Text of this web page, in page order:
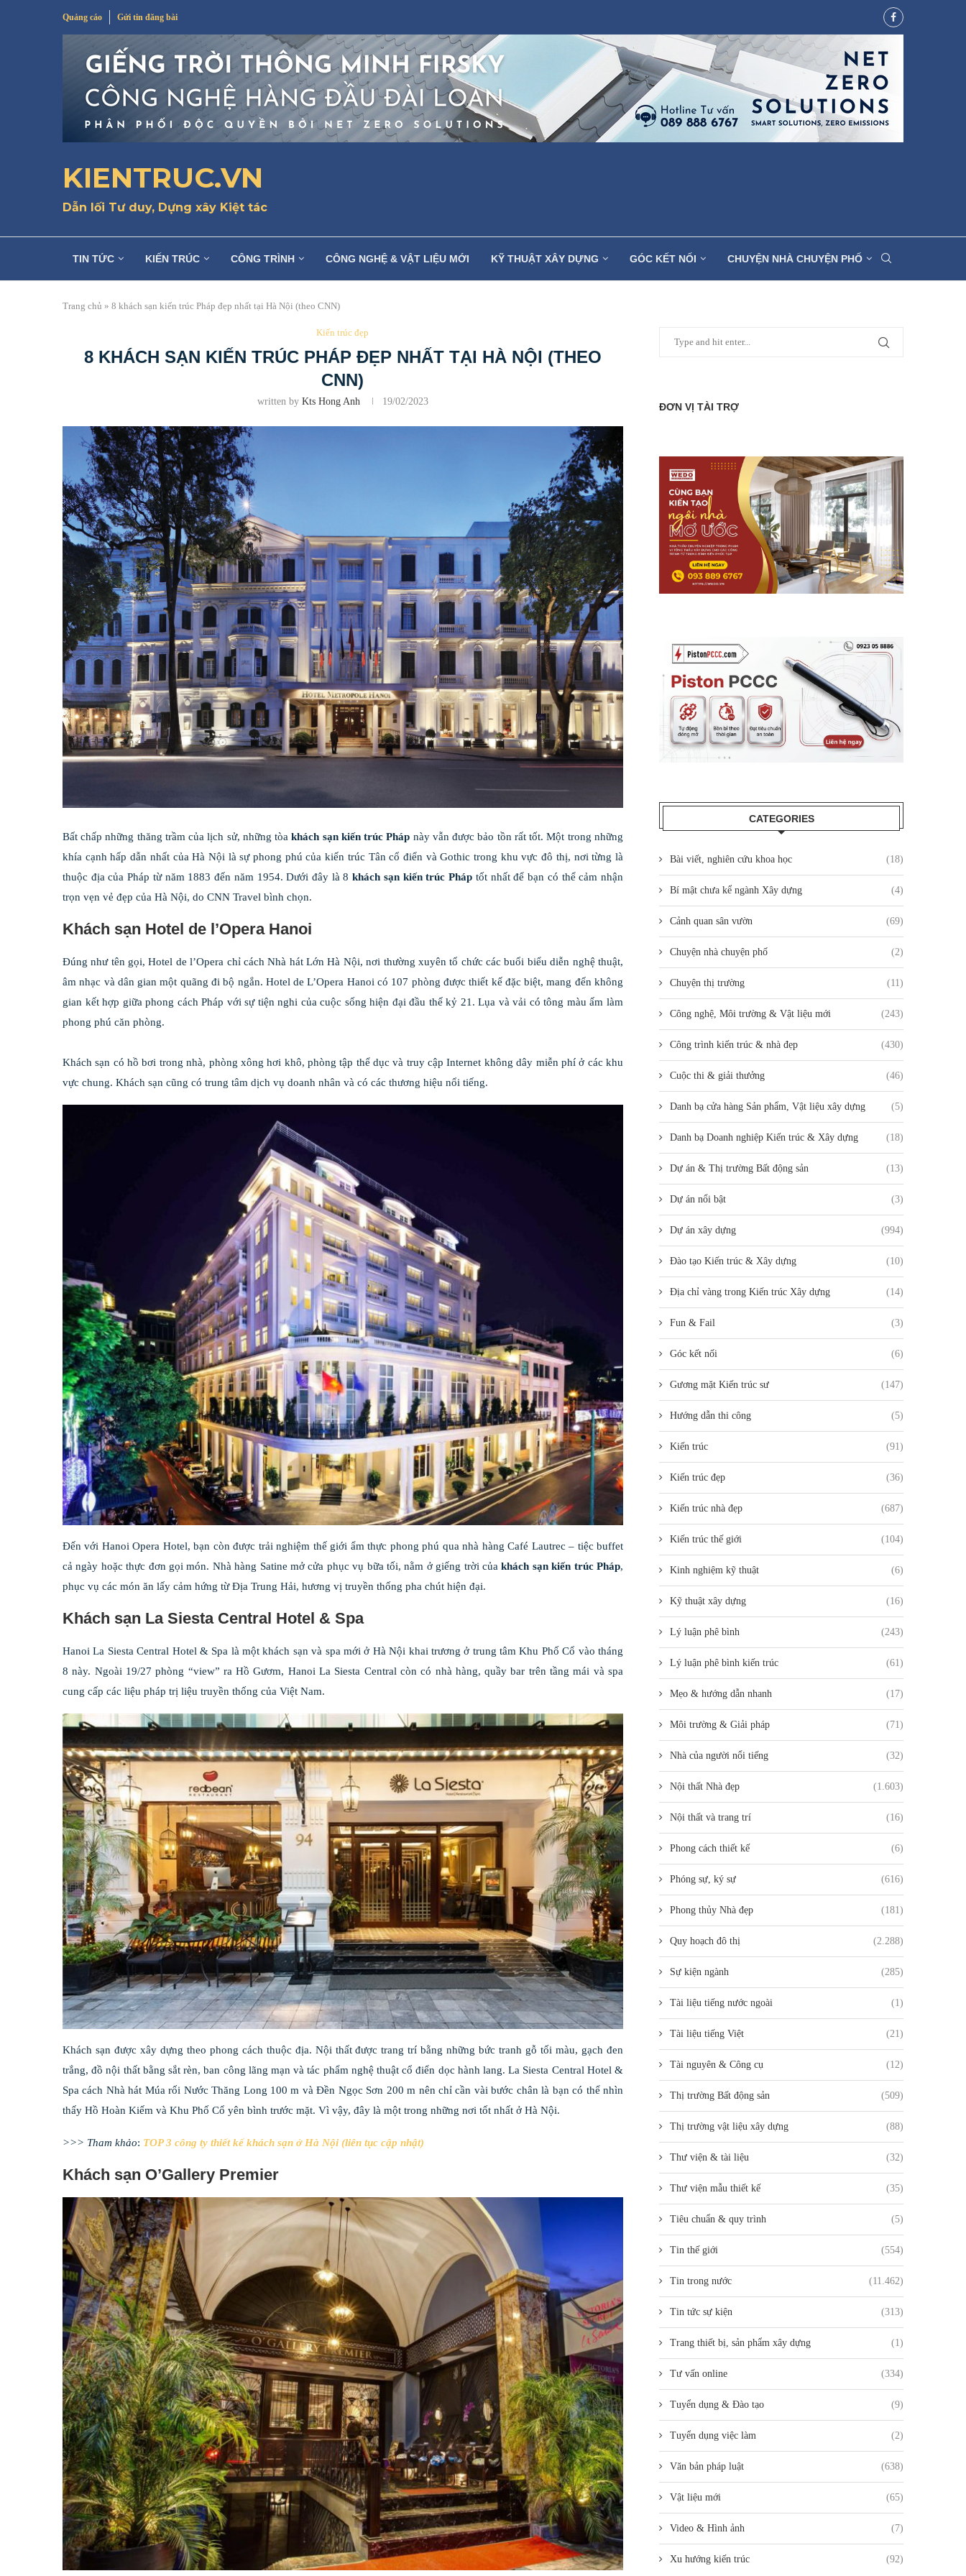
Quảng cáo Gửi tin đăng bài
KIENTRUC.VN
Dẫn lối Tư duy, Dựng xây Kiệt tác
TIN TỨC KIẾN TRÚC CÔNG TRÌNH CÔNG NGHỆ & VẬT LIỆU MỚI KỸ THUẬT XÂY DỰNG GÓC KẾT NỐI CHUYỆN NHÀ CHUYỆN PHỐ
Trang chủ » 8 khách sạn kiến trúc Pháp đẹp nhất tại Hà Nội (theo CNN)
Kiến trúc đẹp
8 KHÁCH SẠN KIẾN TRÚC PHÁP ĐẸP NHẤT TẠI HÀ NỘI (THEO
CNN)
written by Kts Hong Anh 19/02/2023
Bất chấp những thăng trầm của lịch sử, những tòa khách sạn kiến trúc Pháp này vẫn được bảo tồn rất tốt. Một trong những
khía cạnh hấp dẫn nhất của Hà Nội là sự phong phú của kiến trúc Tân cổ điển và Gothic trong khu vực đô thị, nơi từng là
thuộc địa của Pháp từ năm 1883 đến năm 1954. Dưới đây là 8khách sạn kiến trúc Pháp tốt nhất để bạn có thể cảm nhận
trọn vẹn vẻ đẹp của Hà Nội, do CNN Travel bình chọn.
Khách sạn Hotel de l’Opera Hanoi
Đúng như tên gọi, Hotel de l’Opera chỉ cách Nhà hát Lớn Hà Nội, nơi thường xuyên tổ chức các buổi biểu diễn nghệ thuật,
âm nhạc và dân gian một quãng đi bộ ngắn. Hotel de L’Opera Hanoi có 107 phòng được thiết kế đặc biệt, mang đến không
gian kết hợp giữa phong cách Pháp với sự tiện nghi của cuộc sống hiện đại đầu thế kỷ 21. Lụa và vải có tông màu ấm làm
phong phú căn phòng.
Khách sạn có hồ bơi trong nhà, phòng xông hơi khô, phòng tập thể dục và truy cập Internet không dây miễn phí ở các khu
vực chung. Khách sạn cũng có trung tâm dịch vụ doanh nhân và có các thương hiệu nổi tiếng.
Đến với Hanoi Opera Hotel, bạn còn được trải nghiệm thế giới ẩm thực phong phú qua nhà hàng Café Lautrec – tiệc buffet
cả ngày hoặc thực đơn gọi món. Nhà hàng Satine mở cửa phục vụ bữa tối, nằm ở giếng trời củakhách sạn kiến trúc Pháp,
phục vụ các món ăn lấy cảm hứng từ Địa Trung Hải, hương vị truyền thống pha chút hiện đại.
Khách sạn La Siesta Central Hotel & Spa
Hanoi La Siesta Central Hotel & Spa là một khách sạn và spa mới ở Hà Nội khai trương ở trung tâm Khu Phố Cổ vào tháng
8 này. Ngoài 19/27 phòng “view” ra Hồ Gươm, Hanoi La Siesta Central còn có nhà hàng, quầy bar trên tầng mái và spa
cung cấp các liệu pháp trị liệu truyền thống của Việt Nam.
Khách sạn được xây dựng theo phong cách thuộc địa. Nội thất được trang trí bằng những bức tranh gỗ tối màu, gạch đen
trắng, đồ nội thất bằng sắt rèn, ban công lãng mạn và tác phẩm nghệ thuật cổ điển dọc hành lang. La Siesta Central Hotel &
Spa cách Nhà hát Múa rối Nước Thăng Long 100 m và Đền Ngọc Sơn 200 m nên chỉ cần vài bước chân là bạn có thể nhìn
thấy Hồ Hoàn Kiếm và Khu Phố Cổ yên bình trước mặt. Vì vậy, đây là một trong những nơi tốt nhất ở Hà Nội.
>>> Tham khảo: TOP 3 công ty thiết kế khách sạn ở Hà Nội (liên tục cập nhật)
Khách sạn O’Gallery Premier
ĐƠN VỊ TÀI TRỢ
CATEGORIES
Bài viết, nghiên cứu khoa học (18)
Bí mật chưa kể ngành Xây dựng (4)
Cảnh quan sân vườn (69)
Chuyện nhà chuyện phố (2)
Chuyện thị trường (11)
Công nghệ, Môi trường & Vật liệu mới (243)
Công trình kiến trúc & nhà đẹp (430)
Cuộc thi & giải thưởng (46)
Danh bạ cửa hàng Sản phẩm, Vật liệu xây dựng (5)
Danh bạ Doanh nghiệp Kiến trúc & Xây dựng (18)
Dự án & Thị trường Bất động sản (13)
Dự án nổi bật (3)
Dự án xây dựng (994)
Đào tạo Kiến trúc & Xây dựng (10)
Địa chỉ vàng trong Kiến trúc Xây dựng (14)
Fun & Fail (3)
Góc kết nối (6)
Gương mặt Kiến trúc sư (147)
Hướng dẫn thi công (5)
Kiến trúc (91)
Kiến trúc đẹp (36)
Kiến trúc nhà đẹp (687)
Kiến trúc thế giới (104)
Kinh nghiệm kỹ thuật (6)
Kỹ thuật xây dựng (16)
Lý luận phê bình (243)
Lý luận phê bình kiến trúc (61)
Mẹo & hướng dẫn nhanh (17)
Môi trường & Giải pháp (71)
Nhà của người nổi tiếng (32)
Nội thất Nhà đẹp (1.603)
Nội thất và trang trí (16)
Phong cách thiết kế (6)
Phóng sự, ký sự (616)
Phong thủy Nhà đẹp (181)
Quy hoạch đô thị (2.288)
Sự kiện ngành (285)
Tài liệu tiếng nước ngoài (1)
Tài liệu tiếng Việt (21)
Tài nguyên & Công cụ (12)
Thị trường Bất động sản (509)
Thị trường vật liệu xây dựng (88)
Thư viện & tài liệu (32)
Thư viện mẫu thiết kế (35)
Tiêu chuẩn & quy trình (5)
Tin thế giới (554)
Tin trong nước (11.462)
Tin tức sự kiện (313)
Trang thiết bị, sản phẩm xây dựng (1)
Tư vấn online (334)
Tuyển dụng & Đào tạo (9)
Tuyển dụng việc làm (2)
Văn bản pháp luật (638)
Vật liệu mới (65)
Video & Hình ảnh (7)
Xu hướng kiến trúc (92)